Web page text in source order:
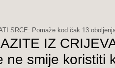
SRCE: Pomaže kod čak 13
IZ
ne smije koristiti